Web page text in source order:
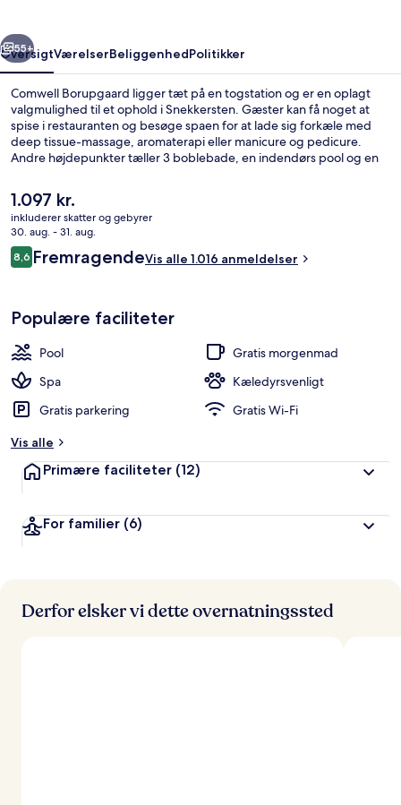
Næste
55+
OversigtVærelserBeliggenhedPolitikker
Comwell Borupgaard ligger tæt på en togstation og er en oplagt
valgmulighed til et ophold i Snekkersten. Gæster kan få noget at
spise i restauranten og besøge spaen for at lade sig forkæle med
deep tissue-massage, aromaterapi eller manicure og pedicure.
Andre højdepunkter tæller 3 boblebade, en indendørs pool og en
Den
nuværende
pris
er
1.097 kr.
1.097 kr.
inkluderer skatter og gebyrer
30. aug. - 31. aug.
Anmeldelser
8,68,6 ud af 10.
FremragendeVis alle 1.016 anmeldelser
Populære faciliteter
Pool
Gratis morgenmad
Spa
Kæledyrsvenligt
Gratis parkering
Gratis Wi-Fi
Vis alle
Primære faciliteter (12)
For familier (6)
Derfor elsker vi dette overnatningssted